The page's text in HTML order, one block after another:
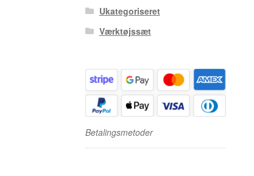
Ukategoriseret
Værktøjssæt
Betalingsmetoder